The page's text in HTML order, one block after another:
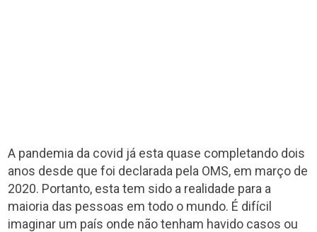
A pandemia da covid já esta quase completando dois
anos desde que foi declarada pela OMS, em março de
2020. Portanto, esta tem sido a realidade para a
maioria das pessoas em todo o mundo. É difícil
imaginar um país onde não tenham havido casos ou